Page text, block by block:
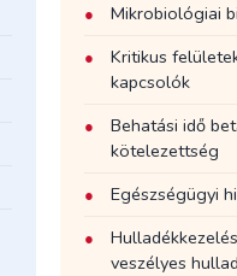
Mikrobiológiai
Kritikus
kapcsolók
Behatási idő
kötelezettség
Egészségügyi
veszélyes